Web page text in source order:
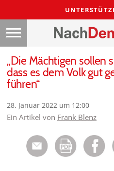
„Die Mächtigen sollen
dass es dem Volk gut
führen“
28. Januar 2022 um 12:00
Ein Artikel von Frank Blenz